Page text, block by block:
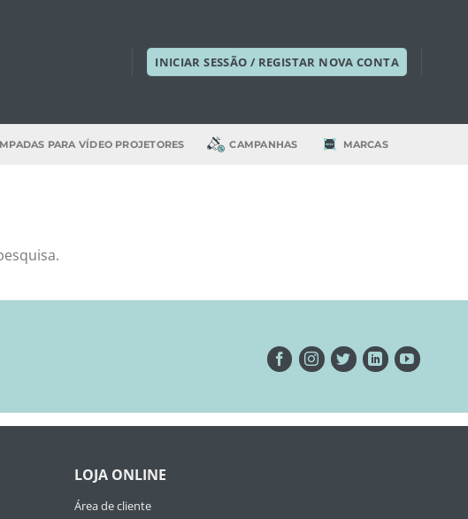
INICIAR SESSÃO / REGISTAR NOVA CONTA
PARA VÍDEO PROJETORES CAMPANHAS MARCAS
LOJA ONLINE
Área de cliente